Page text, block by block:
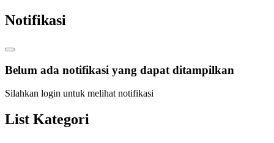
Notifikasi
Belum ada notifikasi yang dapat ditampilkan
Silahkan login untuk melihat notifikasi
List Kategori